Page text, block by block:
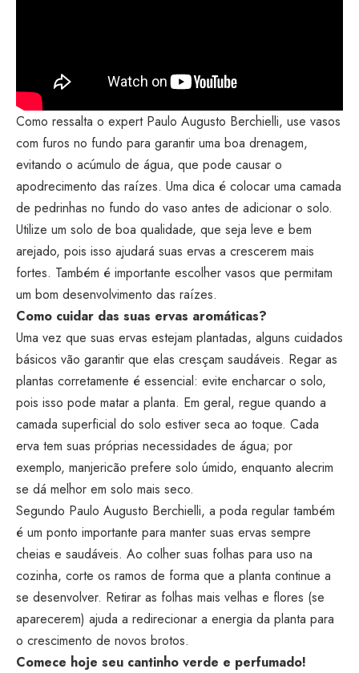
Como ressalta o expert Paulo Augusto Berchielli, use vasos
com furos no fundo para garantir uma boa drenagem,
evitando o acúmulo de água, que pode causar o
apodrecimento das raízes. Uma dica é colocar uma camada
de pedrinhas no fundo do vaso antes de adicionar o solo.
Utilize um solo de boa qualidade, que seja leve e bem
arejado, pois isso ajudará suas ervas a crescerem mais
fortes. Também é importante escolher vasos que permitam
um bom desenvolvimento das raízes.
Como cuidar das suas ervas aromáticas?
Uma vez que suas ervas estejam plantadas, alguns cuidados
básicos vão garantir que elas cresçam saudáveis. Regar as
plantas corretamente é essencial: evite encharcar o solo,
pois isso pode matar a planta. Em geral, regue quando a
camada superficial do solo estiver seca ao toque. Cada
erva tem suas próprias necessidades de água; por
exemplo, manjericão prefere solo úmido, enquanto alecrim
se dá melhor em solo mais seco.
Segundo Paulo Augusto Berchielli, a poda regular também
é um ponto importante para manter suas ervas sempre
cheias e saudáveis. Ao colher suas folhas para uso na
cozinha, corte os ramos de forma que a planta continue a
se desenvolver. Retirar as folhas mais velhas e flores (se
aparecerem) ajuda a redirecionar a energia da planta para
o crescimento de novos brotos.
Comece hoje seu cantinho verde e perfumado!